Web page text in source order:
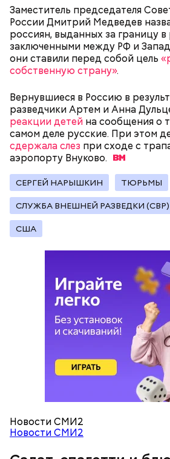
Заместитель председателя
России Дмитрий Медведев
россиян, выданных за границу в
заключенными между РФ и
они ставили перед собой цель
собственную страну».
Вернувшиеся в Россию в
разведчики Артем и Анна
реакции детей на сообщения о
самом деле русские. При этом
сдержала слез при сходе с
аэропорту Внуково.
СЕРГЕЙ НАРЫШКИН ТЮРЬМЫ
СЛУЖБА ВНЕШНЕЙ РАЗВЕДКИ (СВР)
США
Новости СМИ2
Новости СМИ2
петрушка;
— Кабачки, порезанные
обжарить на сковороде. К ним
петрушки, чеснок, соль и
Получается очень вкусно, —
Копылов.
с сахарным диабетом;
лишним весом.
— В дыне содержится много
представлен фруктозой. С
хорошо, потому что дает
помнить, что сладкими дынями
увлекаться, так же как и
сахарным диабетом и лишним